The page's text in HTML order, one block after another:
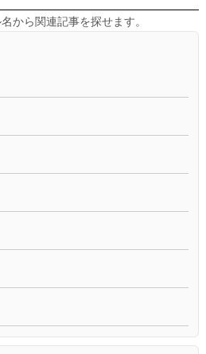
から関連記事を探せます。